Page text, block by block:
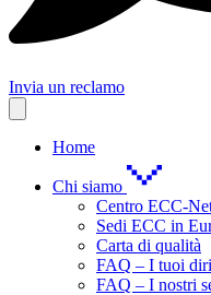
Invia un reclamo
Home
Chi siamo
Centro ECC-
Sedi ECC in
Carta di qualità
FAQ – I tuoi
FAQ – I nostri